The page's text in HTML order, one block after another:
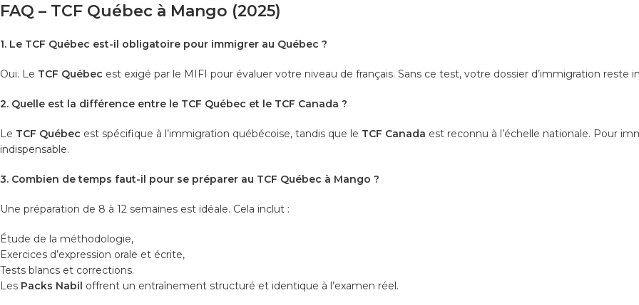
FAQ – TCF Québec à Mango (2025)
1. Le TCF Québec est-il obligatoire pour immigrer au Québec ?
Oui. Le TCF Québec est exigé par le MIFI pour évaluer votre niveau de français. Sans ce test, votre dossier d’immigration reste
2. Quelle est la différence entre le TCF Québec et le TCF Canada ?
Le TCF Québec est spécifique à l’immigration québécoise, tandis que le TCF Canada est reconnu à l’échelle nationale. Pour
indispensable.
3. Combien de temps faut-il pour se préparer au TCF Québec à Mango ?
Une préparation de 8 à 12 semaines est idéale. Cela inclut :
Étude de la méthodologie,
Exercices d’expression orale et écrite,
Tests blancs et corrections.
Les Packs Nabil offrent un entraînement structuré et identique à l’examen réel.